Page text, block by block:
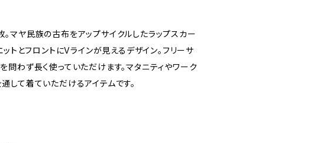
マヤ民族の古布をアップサイクルしたラップスカー
トとフロントにVラインが見えるデザイン。フリーサ
問わず長く使っていただけます。マタニティやワーク
して着ていただけるアイテムです。